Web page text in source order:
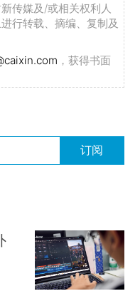
传媒及/或相关权利人
行转载、摘编、复制及
，获得书面
订阅